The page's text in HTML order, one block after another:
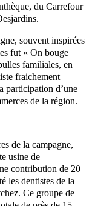
du Carrefour
souvent inspirées
fut « On bouge
familiales, en
fraichement
participation d’une
de la région.
de la campagne,
usine de
contribution de 20
les dentistes de la
Ce groupe de